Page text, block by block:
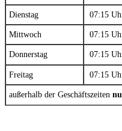
Dienstag 07:15
Mittwoch 07:15
Donnerstag 07:15
Freitag 07:15
außerhalb der Geschäftszeiten